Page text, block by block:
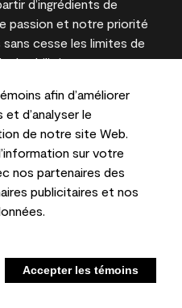
afin d’améliorer
et d’analyser le
de notre site Web.
sur votre
nos partenaires des
publicitaires et nos
Accepter les témoins
d’ingrédients de
passion et notre priorité
cesse les limites de
durabilité pour
l’écran et sur les
différer des couleurs